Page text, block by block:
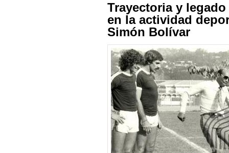
Trayectoria y
en la actividad
Simón Bolívar